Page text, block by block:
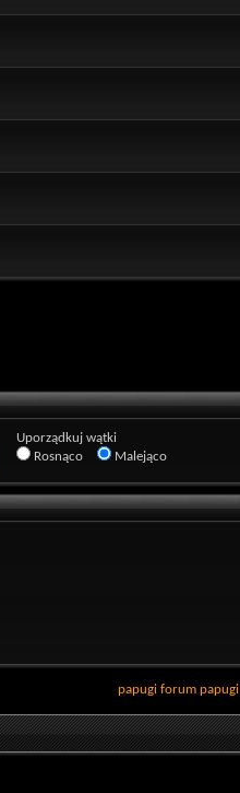
Uporządkuj wątki
Rosnąco
Malejąco
papugi forum papugi